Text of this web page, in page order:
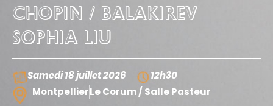
CHOPIN / BALAKIREV
SOPHIA LIU
Samedi 18 juillet 2026
12h30
MontpellierLe Corum / Salle Pasteur